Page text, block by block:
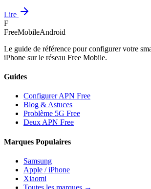
Lire
F
FreeMobileAndroid
Le guide de référence pour configurer votre
iPhone sur le réseau Free Mobile.
Guides
Configurer APN Free
Blog & Astuces
Problème 5G Free
Deux APN Free
Marques Populaires
Samsung
Apple / iPhone
Xiaomi
Toutes les marques →